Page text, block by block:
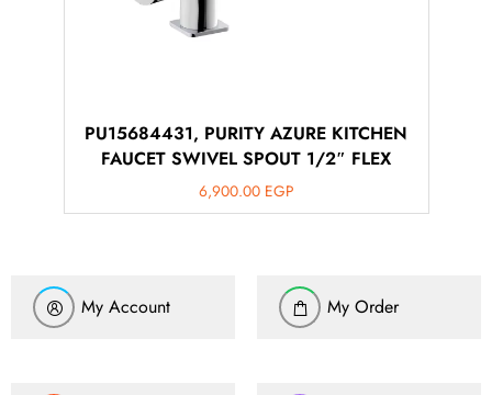
PU15684431, PURITY AZURE KITCHEN
FAUCET SWIVEL SPOUT 1/2″ FLEX
6,900.00 EGP
My Account My Order